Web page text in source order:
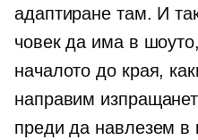
адаптиране там. И
човек да има в
началото до края,
направим
преди да навлезем в